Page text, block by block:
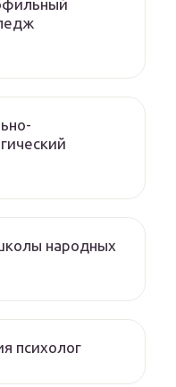
народных
психолог